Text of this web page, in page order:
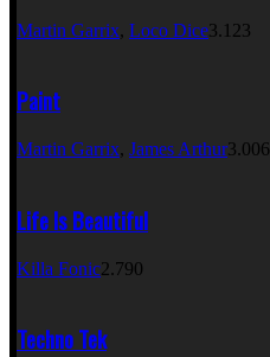
Martin Garrix, Loco Dice3.123
Paint
Martin Garrix, James Arthur3.006
Life Is Beautiful
Killa Fonic2.790
Techno Tek